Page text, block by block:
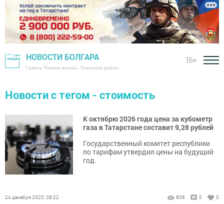
НОВОСТИ БОЛГАРА
Газета "Новая жизнь" - Спасский район
16+
Новости с тегом - стоимость
К октябрю 2026 года цена за кубометр
газа в Татарстане составит 9,28 рублей
Государственный комитет республики
по тарифам утвердил цены на будущий
год.
24 декабря 2025, 08:22 806 0 0